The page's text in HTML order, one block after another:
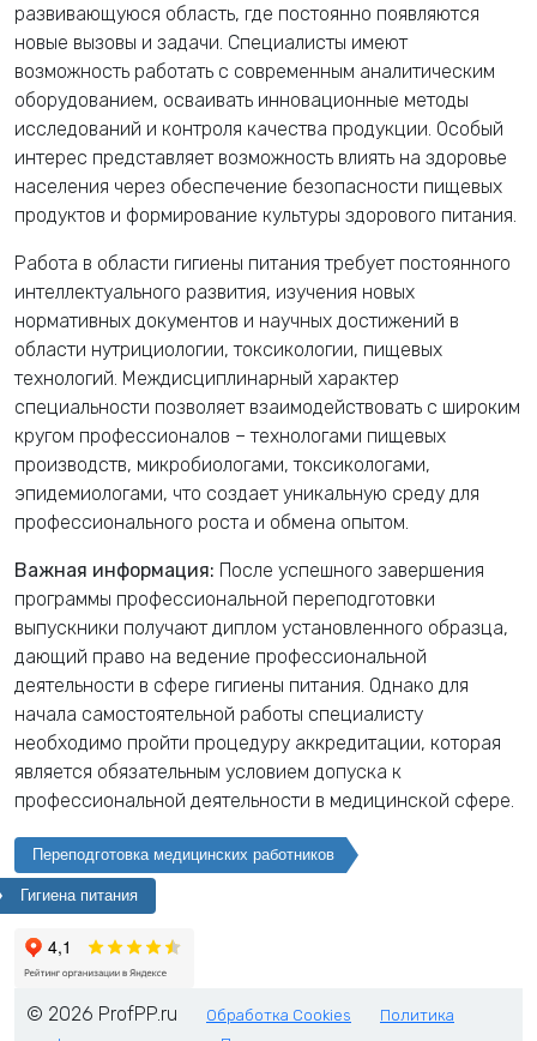
развивающуюся область, где постоянно появляются
новые вызовы и задачи. Специалисты имеют
возможность работать с современным аналитическим
оборудованием, осваивать инновационные методы
исследований и контроля качества продукции. Особый
интерес представляет возможность влиять на здоровье
населения через обеспечение безопасности пищевых
продуктов и формирование культуры здорового питания.
Работа в области гигиены питания требует постоянного
интеллектуального развития, изучения новых
нормативных документов и научных достижений в
области нутрициологии, токсикологии, пищевых
технологий. Междисциплинарный характер
специальности позволяет взаимодействовать с широким
кругом профессионалов – технологами пищевых
производств, микробиологами, токсикологами,
эпидемиологами, что создает уникальную среду для
профессионального роста и обмена опытом.
Важная информация: После успешного завершения
программы профессиональной переподготовки
выпускники получают диплом установленного образца,
дающий право на ведение профессиональной
деятельности в сфере гигиены питания. Однако для
начала самостоятельной работы специалисту
необходимо пройти процедуру аккредитации, которая
является обязательным условием допуска к
профессиональной деятельности в медицинской сфере.
Переподготовка медицинских работников
Гигиена питания
© 2026 ProfPP.ru Обработка Cookies
Политика